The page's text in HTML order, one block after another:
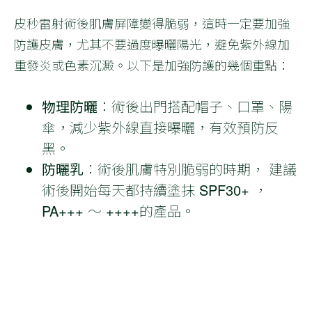
皮秒雷射術後肌膚屏障變得脆弱，這時一定要加強
防護皮膚，尤其不要過度曝曬陽光，避免紫外線加
重發炎或色素沉澱。以下是加強防護的幾個重點：
物理防曬 ：術後出門搭配帽子、口罩、陽
傘，減少紫外線直接曝曬，有效預防反
黑。
防曬乳 ：術後肌膚特別脆弱的時期， 建議
術後開始每天都持續塗抹 SPF30+ ，
PA+++ ～ ++++的產品。